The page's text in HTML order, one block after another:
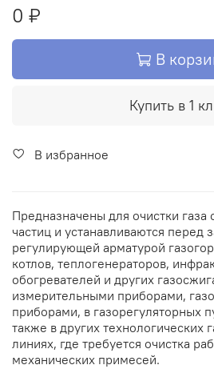
0 ₽
В
Купить в 1
В избранное
Предназначены для очистки газа
частиц и устанавливаются перед
регулирующей арматурой
котлов, теплогенераторов,
обогревателей и других
измерительными приборами,
приборами, в газорегуляторных
также в других технологических
линиях, где требуется очистка
механических примесей.